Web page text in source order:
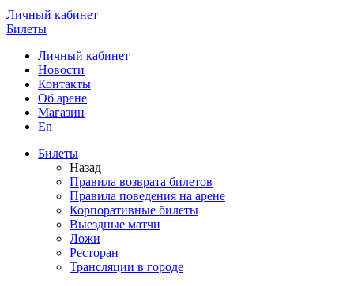
Личный кабинет
Билеты
Личный кабинет
Новости
Контакты
Об арене
Магазин
En
Билеты
Назад
Правила возврата билетов
Правила поведения на арене
Корпоративные билеты
Выездные матчи
Ложи
Ресторан
Трансляции в городе